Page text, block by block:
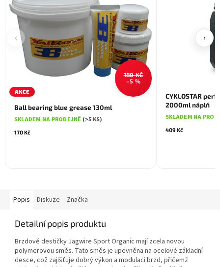
‹
AKCE
180 KČ
–5 %
Ball bearing blue grease 130ml
SKLADEM NA PRODEJNĚ (>5 KS)
170 Kč
CYKLOSTAR
2000ml náplň
SKLADEM NA
409 Kč
›
Popis Diskuze Značka
Detailní popis produktu
Brzdové destičky Jagwire Sport Organic mají zcela novou
polymerovou směs. Tato směs je upevněna na ocelové základní
desce, což zajišťuje dobrý výkon a modulaci brzd, přičemž